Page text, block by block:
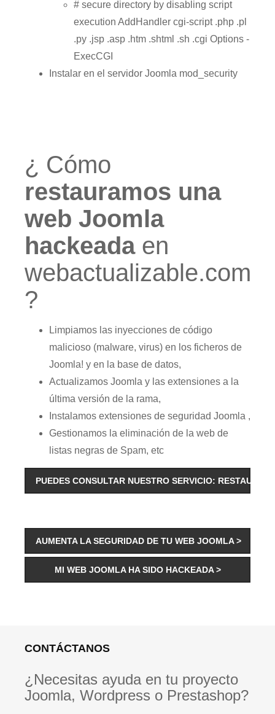
# secure directory by disabling script
execution AddHandler cgi-script .php .pl
.py .jsp .asp .htm .shtml .sh .cgi Options -
ExecCGI
Instalar en el servidor Joomla mod_security
¿ Cómo
restauramos una
web Joomla
hackeadaen
webactualizable.com
?
Limpiamos las inyecciones de código
malicioso (malware, virus) en los ficheros de
Joomla! y en la base de datos,
Actualizamos Joomla y las extensiones a la
última versión de la rama,
Instalamos extensiones de seguridad Joomla ,
Gestionamos la eliminación de la web de
listas negras de Spam, etc
PUEDES CONSULTAR NUESTRO SERVICIO:
AUMENTA LA SEGURIDAD DE TU WEB JOOMLA >
MI WEB JOOMLA HA SIDO HACKEADA >
CONTÁCTANOS
¿Necesitas ayuda en tu proyecto
Joomla, Wordpress o Prestashop?